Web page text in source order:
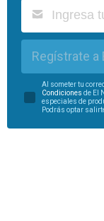
Regístrate a
Al someter tu
Condiciones de El
especiales de
Podrás optar